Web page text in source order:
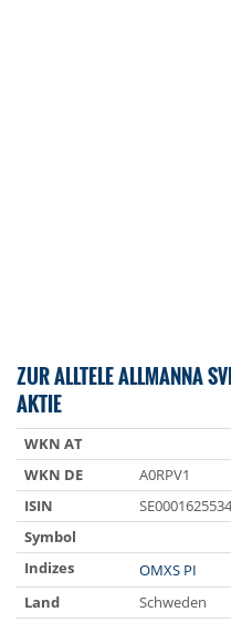
ZUR ALLTELE ALLMANNA
AKTIE
WKN AT
WKN DE
A0RPV1
ISIN
SE0001625534
Symbol
Indizes
OMXS PI
Land
Schweden